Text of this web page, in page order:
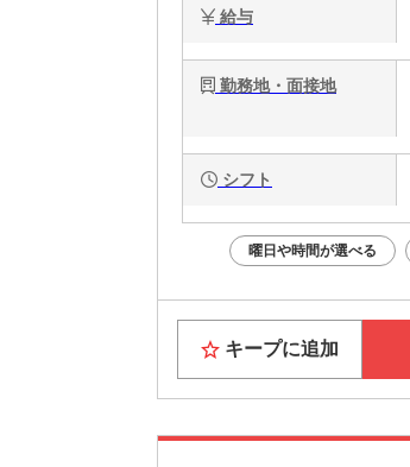
給与
勤務地・面接地
シフト
曜日や時間が選べる
キープに追加